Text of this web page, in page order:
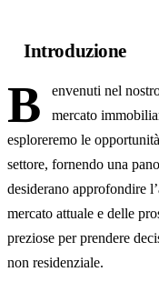
Introduzione
B
envenuti nel
mercato
esploreremo le
settore, fornendo una
desiderano approfondire
mercato attuale e delle
preziose per prendere
non residenziale.